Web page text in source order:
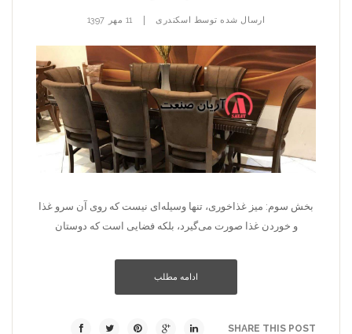
ارسال شده توسط اسکندری 11 مهر 1397
بخش سوم: میز غذاخوری، تنها وسیله‌ای نیست که روی آن سرو غذا
و خوردن غذا صورت می‌گیرد، بلکه فضایی است که دوستان
ادامه مطلب
SHARE THIS POST